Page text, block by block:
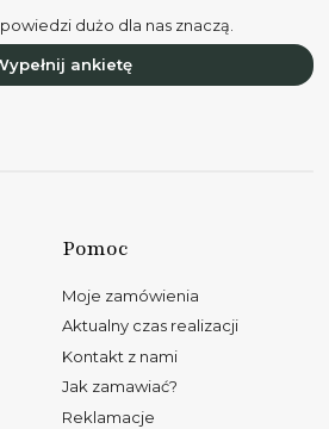
dużo dla nas znaczą.
ankietę
Pomoc
Moje zamówienia
Aktualny czas realizacji
Kontakt z nami
Jak zamawiać?
Reklamacje